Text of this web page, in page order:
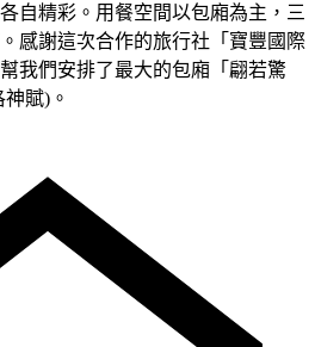
自精彩。用餐空間以包廂為主，三
感謝這次合作的旅行社「寶豐國際
我們安排了最大的包廂「翩若驚
賦)。